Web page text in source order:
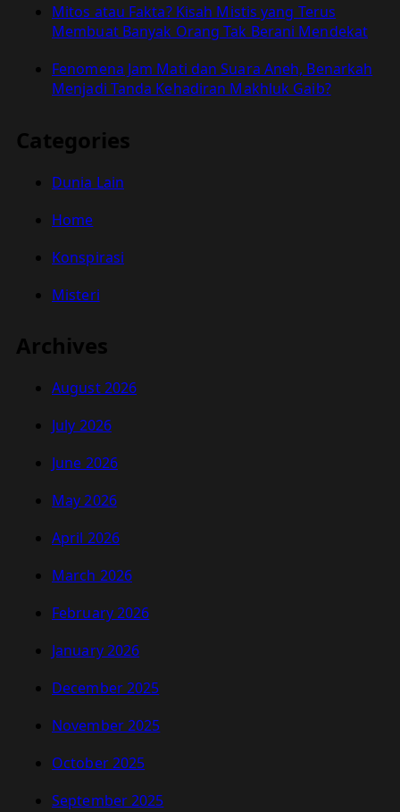
Mitos atau Fakta? Kisah Mistis yang Terus
Membuat Banyak Orang Tak Berani Mendekat
Fenomena Jam Mati dan Suara Aneh, Benarkah
Menjadi Tanda Kehadiran Makhluk Gaib?
Categories
Dunia Lain
Home
Konspirasi
Misteri
Archives
August 2026
July 2026
June 2026
May 2026
April 2026
March 2026
February 2026
January 2026
December 2025
November 2025
October 2025
September 2025